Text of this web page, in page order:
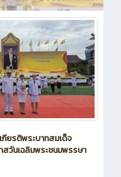
กียรติพระบาทสมเด็จ
สวันเฉลิมพระชนมพรรษา